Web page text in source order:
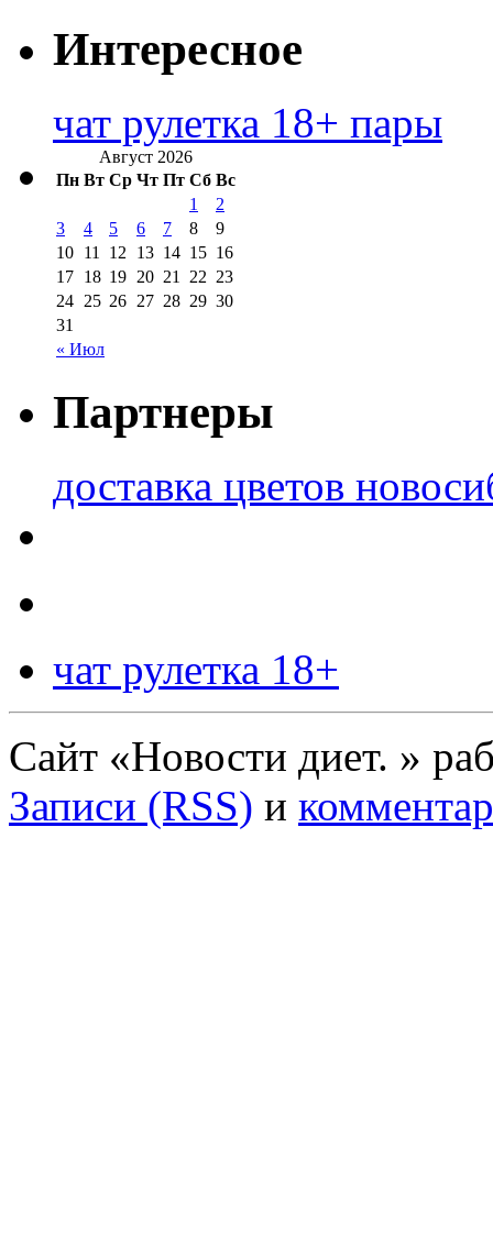
Интересное
чат рулетка 18+ пары
Август 2026
Пн Вт Ср Чт Пт Сб Вс
« Июл
1
2
3
4 5 6 7 8
9
10 11 12 13 14 15 16
17 18 19 20 21 22 23
24 25 26 27 28 29 30
31
Партнеры
доставка цветов
чат рулетка 18+
Сайт «Новости диет. »
Записи (RSS) и